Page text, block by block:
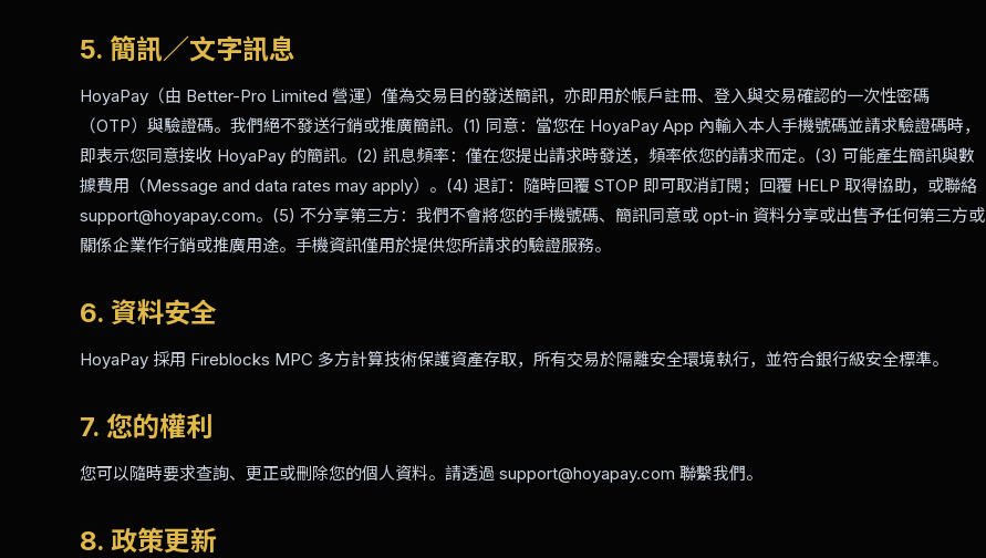
5. 簡訊／文字訊息
HoyaPay（由 Better-Pro Limited 營運）僅為交易目的發送簡訊，亦即用於帳戶註冊、登入與交易確認的一次性密碼
（OTP）與驗證碼。我們絕不發送行銷或推廣簡訊。(1) 同意：當您在 HoyaPay App 內輸入本人手機號碼並請求驗證碼時，
即表示您同意接收 HoyaPay 的簡訊。(2) 訊息頻率：僅在您提出請求時發送，頻率依您的請求而定。(3) 可能產生簡訊與數
據費用（Message and data rates may apply）。(4) 退訂：隨時回覆 STOP 即可取消訂閱；回覆 HELP 取得協助，或聯絡
support@hoyapay.com。(5) 不分享第三方：我們不會將您的手機號碼、簡訊同意或 opt-in 資料分享或出售予任何第三方或
關係企業作行銷或推廣用途。手機資訊僅用於提供您所請求的驗證服務。
6. 資料安全
HoyaPay 採用 Fireblocks MPC 多方計算技術保護資產存取，所有交易於隔離安全環境執行，並符合銀行級安全標準。
7. 您的權利
您可以隨時要求查詢、更正或刪除您的個人資料。請透過 support@hoyapay.com 聯繫我們。
8. 政策更新